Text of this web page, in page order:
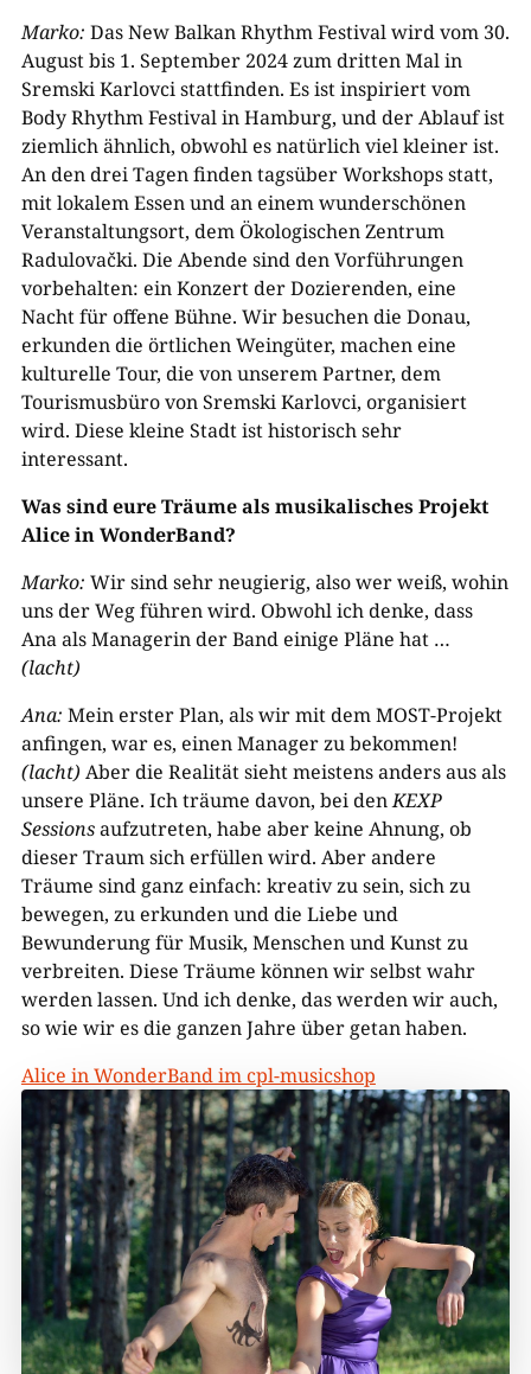
Marko: Das New Balkan Rhythm Festival wird vom 30.
August bis 1. September 2024 zum dritten Mal in
Sremski Karlovci stattfinden. Es ist inspiriert vom
Body Rhythm Festival in Hamburg, und der Ablauf ist
ziemlich ähnlich, obwohl es natürlich viel kleiner ist.
An den drei Tagen finden tagsüber Workshops statt,
mit lokalem Essen und an einem wunderschönen
Veranstaltungsort, dem Ökologischen Zentrum
Radulovački. Die Abende sind den Vorführungen
vorbehalten: ein Konzert der Dozierenden, eine
Nacht für offene Bühne. Wir besuchen die Donau,
erkunden die örtlichen Weingüter, machen eine
kulturelle Tour, die von unserem Partner, dem
Tourismusbüro von Sremski Karlovci, organisiert
wird. Diese kleine Stadt ist historisch sehr
interessant.
Was sind eure Träume als musikalisches Projekt
Alice in WonderBand?
Marko: Wir sind sehr neugierig, also wer weiß, wohin
uns der Weg führen wird. Obwohl ich denke, dass
Ana als Managerin der Band einige Pläne hat …
(lacht)
Ana: Mein erster Plan, als wir mit dem MOST-Projekt
anfingen, war es, einen Manager zu bekommen!
(lacht) Aber die Realität sieht meistens anders aus als
unsere Pläne. Ich träume davon, bei denKEXP
Sessionsaufzutreten, habe aber keine Ahnung, ob
dieser Traum sich erfüllen wird. Aber andere
Träume sind ganz einfach: kreativ zu sein, sich zu
bewegen, zu erkunden und die Liebe und
Bewunderung für Musik, Menschen und Kunst zu
verbreiten. Diese Träume können wir selbst wahr
werden lassen. Und ich denke, das werden wir auch,
so wie wir es die ganzen Jahre über getan haben.
Alice in WonderBand im cpl-musicshop